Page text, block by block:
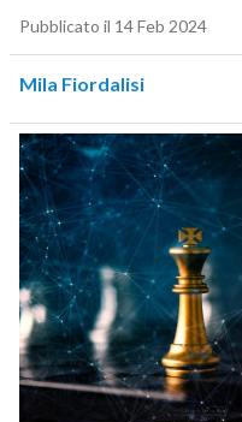
Pubblicato il 14 Feb 2024
Mila Fiordalisi